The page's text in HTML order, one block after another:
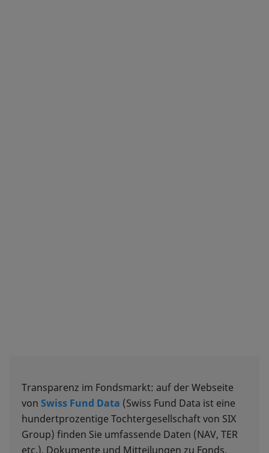
Transparenz im Fondsmarkt: auf der Webseite
von Swiss Fund Data (Swiss Fund Data ist eine
hundertprozentige Tochtergesellschaft von SIX
Group) finden Sie umfassende Daten (NAV, TER
etc.), Dokumente und Mitteilungen zu Fonds.